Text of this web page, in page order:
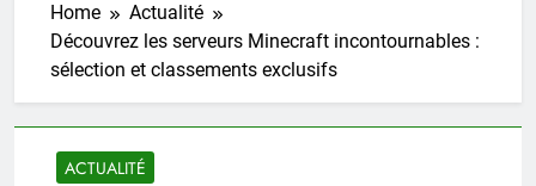
Home
Actualité
Découvrez les serveurs Minecraft incontournables :
sélection et classements exclusifs
ACTUALITÉ